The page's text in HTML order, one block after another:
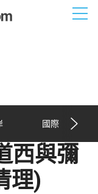
國際
西與彌
理)